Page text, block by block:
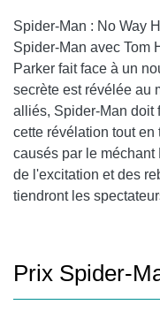
Spider-Man : No Way
Spider-Man avec Tom
Parker fait face à un
secrète est révélée au
alliés, Spider-Man doit
cette révélation tout
causés par le méchant
de l'excitation et des
tiendront les
Prix ​​​​Spider-